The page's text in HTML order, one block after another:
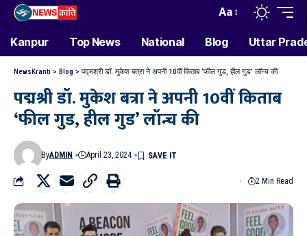
Aa
Kanpur Top News National Blog Uttar
NewsKranti > Blog > पद्मश्री डॉ. मुकेश बत्रा ने अपनी 10वीं किताब ‘फील गुड, हील गुड’ लॉन्च की
पद्मश्री डॉ. मुकेश बत्रा ने अपनी 10वीं किताब
‘फील गुड, हील गुड’ लॉन्च की
ByADMIN April 23, 2024
2 Min Read